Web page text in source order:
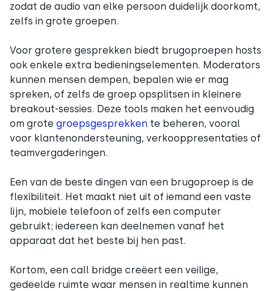
zodat de audio van elke persoon duidelijk doorkomt,
zelfs in grote groepen.
Voor grotere gesprekken biedt brugoproepen hosts
ook enkele extra bedieningselementen. Moderators
kunnen mensen dempen, bepalen wie er mag
spreken, of zelfs de groep opsplitsen in kleinere
breakout-sessies. Deze tools maken het eenvoudig
om grote groepsgesprekken te beheren, vooral
voor klantenondersteuning, verkooppresentaties of
teamvergaderingen.
Een van de beste dingen van een brugoproep is de
flexibiliteit. Het maakt niet uit of iemand een vaste
lijn, mobiele telefoon of zelfs een computer
gebruikt; iedereen kan deelnemen vanaf het
apparaat dat het beste bij hen past.
Kortom, een call bridge creëert een veilige,
gedeelde ruimte waar mensen in realtime kunnen